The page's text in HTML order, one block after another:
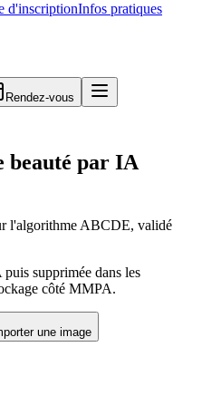
d'inscriptionInfos pratiques
Rendez-vous
beauté par IA
l'algorithme ABCDE, validé
supprimée dans les
côté MMPA.
une image